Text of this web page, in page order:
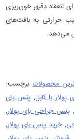
انعقاد دقیق خون‌ریزی
حرارتی به بافت‌های
می‌دهد.
محصولات برچسب:
با کابل, پنس بای
,پنس جراحی بای پولار,
,خرید پنس بای پولار,